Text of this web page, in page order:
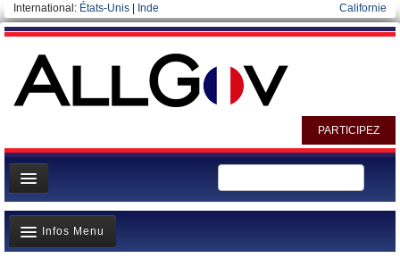
International: États-Unis Inde Californie
PARTICIPEZ
Page d'accueil
Infos
Infos Menu